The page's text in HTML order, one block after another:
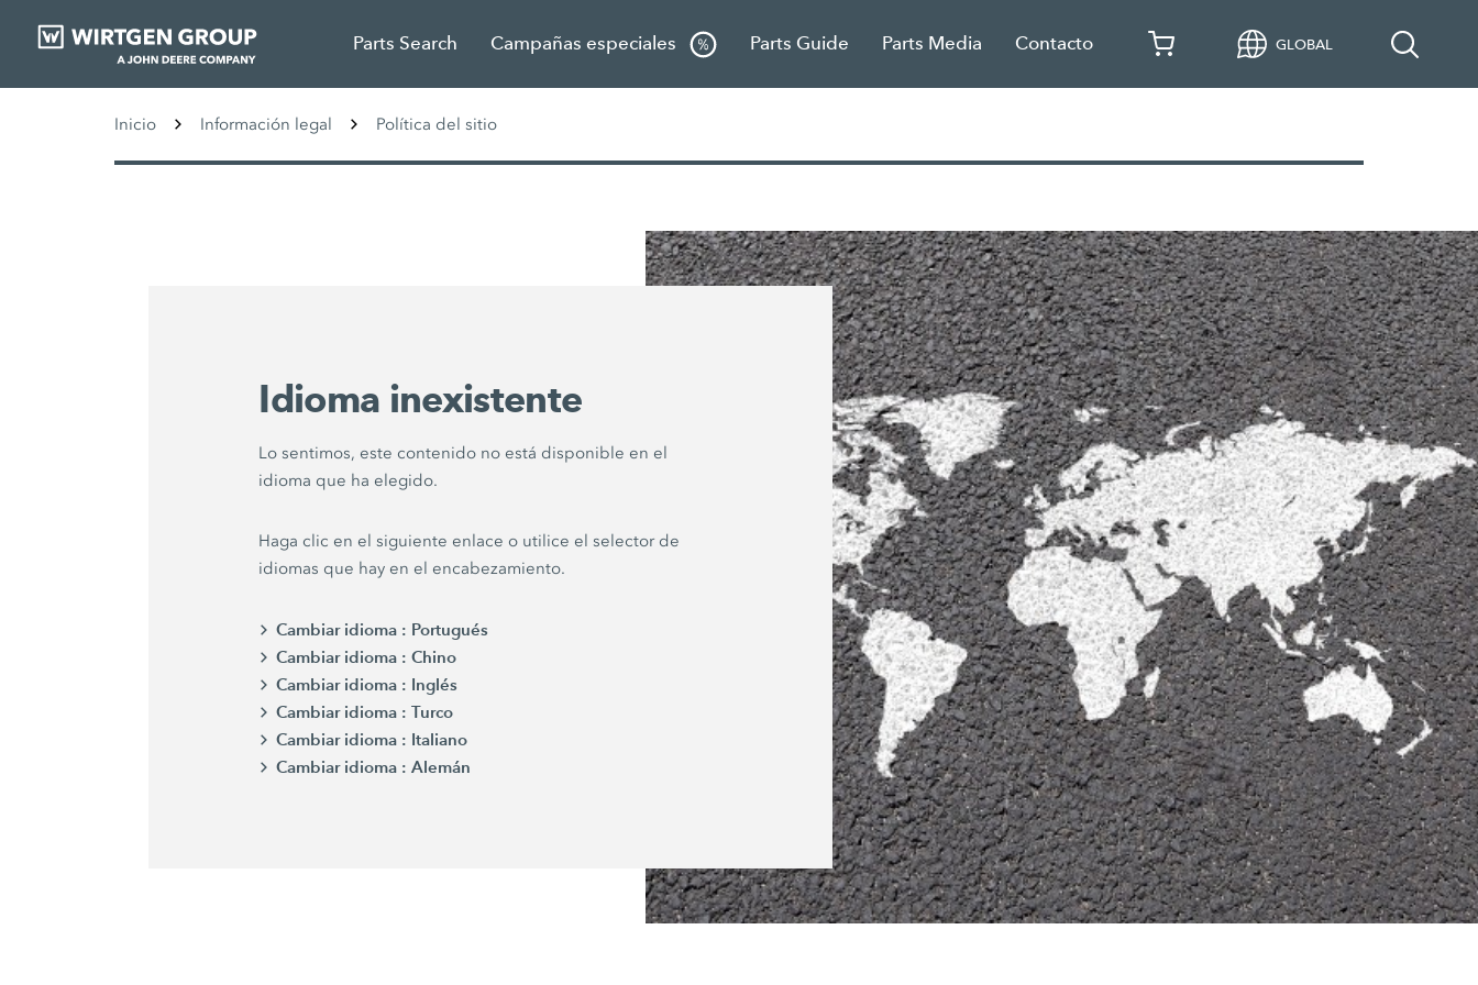
Parts Search Campañas especiales Parts Guide Parts Media Contacto GLOBAL
Inicio Información legal Política del sitio
Idioma inexistente
Lo sentimos, este contenido no está disponible en el
idioma que ha elegido.
Haga clic en el siguiente enlace o utilice el selector de
idiomas que hay en el encabezamiento.
Cambiar idioma : Portugués
Cambiar idioma :Chino
Cambiar idioma : Inglés
Cambiar idioma :Turco
Cambiar idioma : Italiano
Cambiar idioma :Alemán